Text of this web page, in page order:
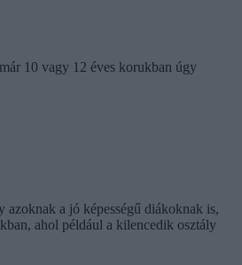
10 vagy 12 éves korukban úgy
a jó képességű diákoknak is,
ahol például a kilencedik osztály